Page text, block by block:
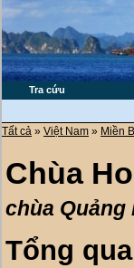
Tra cứu
Tất cả » Việt Nam » Miền
Chùa
chùa Quảng
Tổng